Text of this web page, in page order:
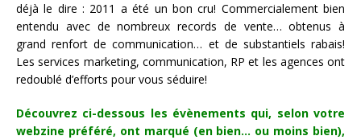
déjà le dire : 2011 a été un bon cru! Commercialement bien
entendu avec de nombreux records de vente… obtenus à
grand renfort de communication… et de substantiels rabais!
Les services marketing, communication, RP et les agences ont
redoublé d’efforts pour vous séduire!
Découvrez ci-dessous les évènements qui, selon votre
webzine préféré, ont marqué (en bien… ou moins bien),